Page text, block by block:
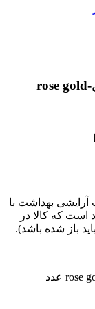
بهداشت با
است که کالا در
باز شده باشد).